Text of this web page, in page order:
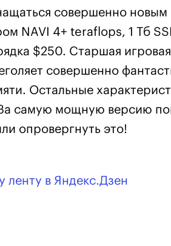
совершенно
NAVI 4+ teraflops, 1 Тб
$250. Старшая
совершенно
Остальные
самую мощную версию
опровергнуть это!
ленту в Яндекс.Дзен